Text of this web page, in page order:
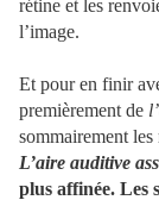
rétine et les
l’image.
Et pour en finir
premièrement de
sommairement les
L’aire auditive
plus affinée. Les